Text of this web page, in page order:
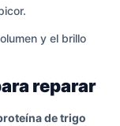
y el brillo
reparar
de trigo